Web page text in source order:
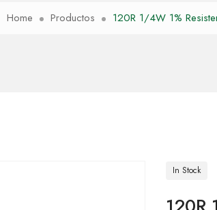
Home Productos 120R 1/4W 1%
In Stock